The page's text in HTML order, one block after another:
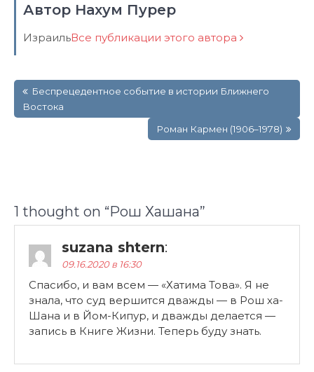
Автор Нахум Пурер
ИзраильВсе публикации этого автора
по
записям
Беспрецедентное событие в истории Ближнего
Востока
Роман Кармен (1906–1978)
1 thought on “Рош Хашана”
suzana shtern:
09.16.2020 в 16:30
Спасибо, и вам всем — «Хатима Това». Я не
знала, что суд вершится дважды — в Рош ха-
Шана и в Йом-Кипур, и дважды делается —
запись в Книге Жизни. Теперь буду знать.